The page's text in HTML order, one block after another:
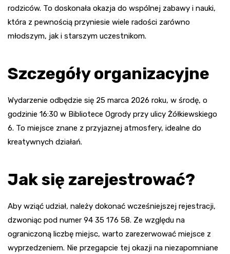
rodziców. To doskonała okazja do wspólnej zabawy i nauki,
która z pewnością przyniesie wiele radości zarówno
młodszym, jak i starszym uczestnikom.
Szczegóły organizacyjne
Wydarzenie odbędzie się 25 marca 2026 roku, w środę, o
godzinie 16:30 w Bibliotece Ogrody przy ulicy Żółkiewskiego
6. To miejsce znane z przyjaznej atmosfery, idealne do
kreatywnych działań.
Jak się zarejestrować?
Aby wziąć udział, należy dokonać wcześniejszej rejestracji,
dzwoniąc pod numer 94 35 176 58. Ze względu na
ograniczoną liczbę miejsc, warto zarezerwować miejsce z
wyprzedzeniem. Nie przegapcie tej okazji na niezapomniane